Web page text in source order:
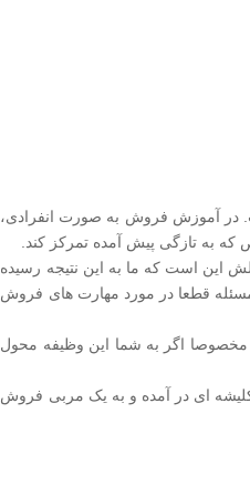
در آموزش فروش به صورت انفرادی،
به تازگی پیش آمده تمرکز کند.
این است که ما به این نتیجه رسیده
قطعا در مورد مهارت های فروش
مخصوصا اگر به شما این وظیفه محول
کلیشه ای در آمده و به یک مربی فروش